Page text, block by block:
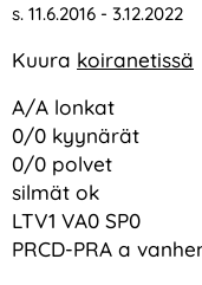
s. 11.6.2016 - 3.12.2022
Kuura koiranetissä
A/A lonkat
0/0 kyynärät
0/0 polvet
silmät ok
LTV1 VA0 SP0
PRCD-PRA a